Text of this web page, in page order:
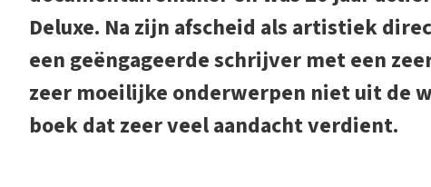
Deluxe. Na zijn afscheid als artistiek
een geëngageerde schrijver met een
zeer moeilijke onderwerpen niet uit de
boek dat zeer veel aandacht verdient.